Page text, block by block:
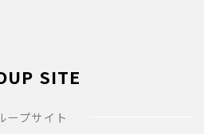
SITE
ープサイト